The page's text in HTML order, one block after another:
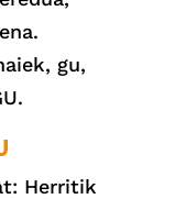
gu,
Herritik